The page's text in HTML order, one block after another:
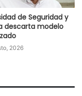
de Seguridad y
descarta modelo
2026